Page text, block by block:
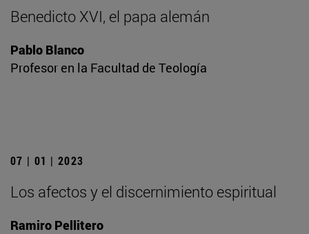
Benedicto XVI, el papa alemán
Pablo Blanco
Profesor en la Facultad de Teología
07 | 01 | 2023
Los afectos y el discernimiento espiritual
Ramiro Pellitero